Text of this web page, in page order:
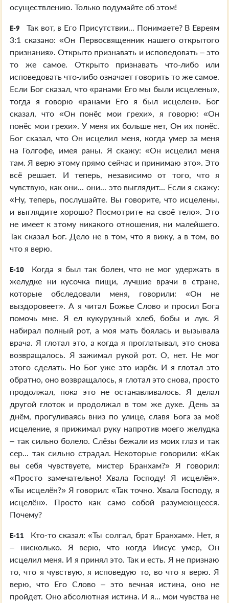
осуществлению. Только подумайте об этом!
E-9
Так вот, в Его Присутствии... Понимаете? В Евреям
3:1 сказано: «Он Первосвященник нашего открытого
признания». Открыто признавать и исповедовать – это
то же самое. Открыто признавать что-либо или
исповедовать что-либо означает говорить то же самое.
Если Бог сказал, что «ранами Его мы были исцелены»,
тогда я говорю «ранами Его я был исцелен». Бог
сказал, что «Он понёс мои грехи», я говорю: «Он
понёс мои грехи». У меня их больше нет, Он их понёс.
Бог сказал, что Он исцелил меня, когда умер за меня
на Голгофе, имея раны. Я скажу: «Он исцелил меня
там. Я верю этому прямо сейчас и принимаю это». Это
всё решает. И теперь, независимо от того, что я
чувствую, как они... они... это выглядит... Если я скажу:
«Ну, теперь, послушайте. Вы говорите, что исцелены,
и выглядите хорошо? Посмотрите на своё тело». Это
не имеет к этому никакого отношения, ни малейшего.
Так сказал Бог. Дело не в том, что я вижу, а в том, во
что я верю.
E-10
Когда я был так болен, что не мог удержать в
желудке ни кусочка пищи, лучшие врачи в стране,
которые обследовали меня, говорили: «Он не
выздоровеет». А я читал Божье Слово и просил Бога
помочь мне. Я ел кукурузный хлеб, бобы и лук. Я
набирал полный рот, а моя мать боялась и вызывала
врача. Я глотал это, а когда я проглатывал, это снова
возвращалось. Я зажимал рукой рот. О, нет. Не мог
этого сделать. Но Бог уже это изрёк. И я глотал это
обратно, оно возвращалось, я глотал это снова, просто
продолжал, пока это не останавливалось. Я делал
другой глоток и продолжал в том же духе. День за
днём, прогуливаясь вниз по улице, славя Бога за моё
исцеление, я прижимал руку напротив моего желудка
– так сильно болело. Слёзы бежали из моих глаз и так
сер... так сильно страдал. Некоторые говорили: «Как
вы себя чувствуете, мистер Бранхам?» Я говорил:
«Просто замечательно! Хвала Господу! Я исцелён».
«Ты исцелён?» Я говорил: «Так точно. Хвала Господу, я
исцелён». Просто как само собой разумеющееся.
Почему?
E-11
Кто-то сказал: «Ты солгал, брат Бранхам». Нет, я
– нисколько. Я верю, что когда Иисус умер, Он
исцелил меня. И я принял это. Так и есть. Я не признаю
то, что я чувствую, я исповедую то, во что я верю. Я
верю, что Его Слово – это вечная истина, оно не
пройдет. Оно абсолютная истина. И я... мои чувства не